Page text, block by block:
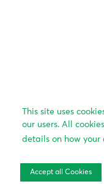
This site uses
our users. All
details on how your
Accept all Cookies